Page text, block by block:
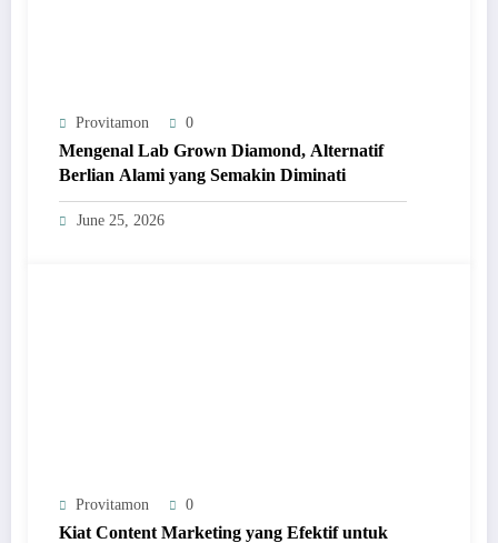
Provitamon 0
Mengenal Lab Grown Diamond, Alternatif
Berlian Alami yang Semakin Diminati
June 25, 2026
Provitamon 0
Kiat Content Marketing yang Efektif untuk